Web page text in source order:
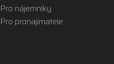
Pro nájemníky
Pro pronajímatele